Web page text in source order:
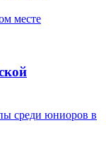
месте
среди юниоров в